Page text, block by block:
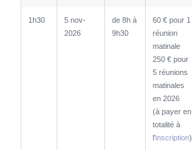
1h30
5 nov-
2026
de 8h à
9h30
60 € pour 1
réunion
matinale
250 € pour
5 réunions
matinales
en 2026
(à payer en
totalité à
l'inscription)